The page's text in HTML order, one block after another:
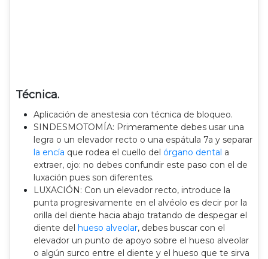
Técnica.
Aplicación de anestesia con técnica de bloqueo.
SINDESMOTOMÍA: Primeramente debes usar una
legra o un elevador recto o una espátula 7a y separar
la encía que rodea el cuello del órgano dental a
extraer, ojo: no debes confundir este paso con el de
luxación pues son diferentes.
LUXACIÓN: Con un elevador recto, introduce la
punta progresivamente en el alvéolo es decir por la
orilla del diente hacia abajo tratando de despegar el
diente del hueso alveolar, debes buscar con el
elevador un punto de apoyo sobre el hueso alveolar
o algún surco entre el diente y el hueso que te sirva